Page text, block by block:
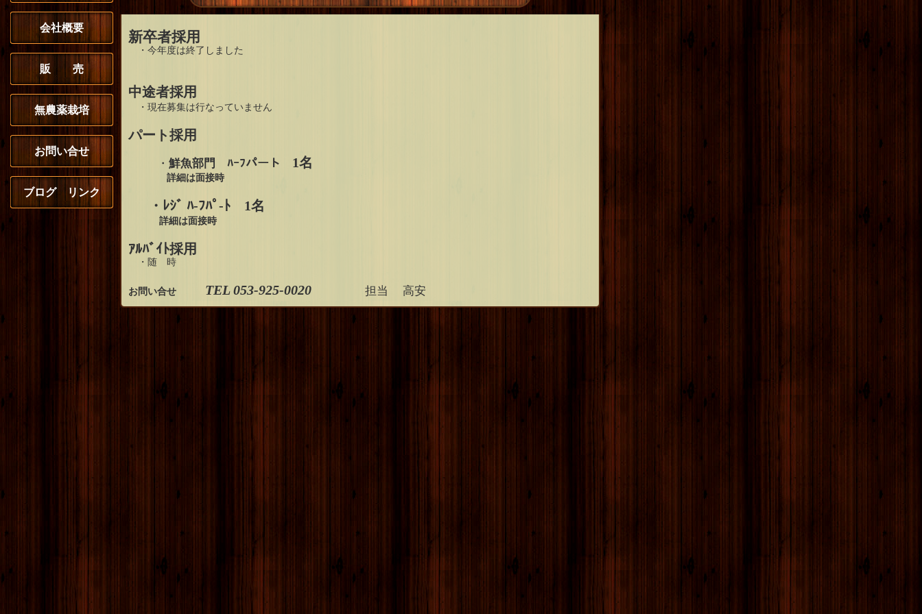
会社概要
販 売
無農薬栽培
お問い合せ
ブログ リンク
新卒者採用
・今年度は終了しました
中途者採用
・現在募集は行なっていません
パート採用
・ 鮮魚部門 ﾊｰﾌパート 1名
詳細は面接時
・ﾚｼﾞ ﾊ-ﾌﾊﾟ-ﾄ 1名
詳細は面接時
ｱﾙﾊﾞｲﾄ採用
・随 時
お問い合せ TEL 053-925-0020 担当 高安